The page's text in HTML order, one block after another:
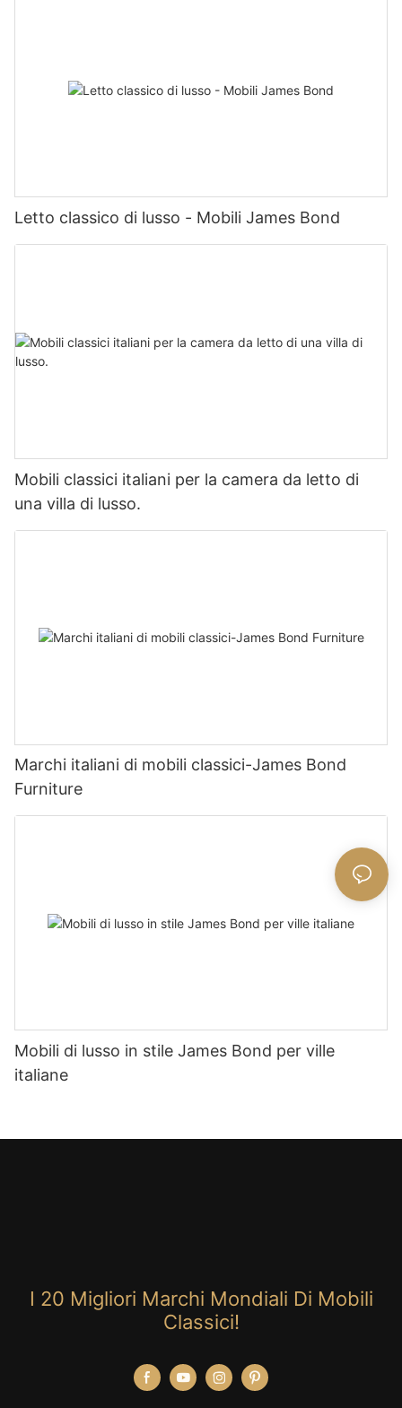
Letto classico di lusso - Mobili James Bond
Mobili classici italiani per la camera da letto di
una villa di lusso.
Marchi italiani di mobili classici-James Bond
Furniture
Mobili di lusso in stile James Bond per ville
italiane
I 20 Migliori Marchi Mondiali Di Mobili
Classici!